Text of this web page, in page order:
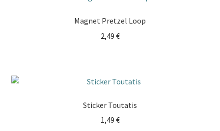
Magnet Pretzel Loop
2,49 €
Sticker Toutatis
1,49 €